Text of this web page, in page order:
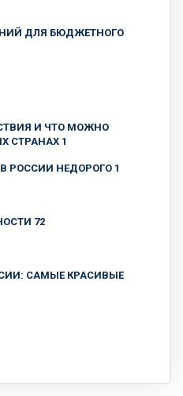
ДЛЯ БЮДЖЕТНОГО
И ЧТО МОЖНО
СТРАНАХ 1
РОССИИ НЕДОРОГО 1
72
САМЫЕ КРАСИВЫЕ